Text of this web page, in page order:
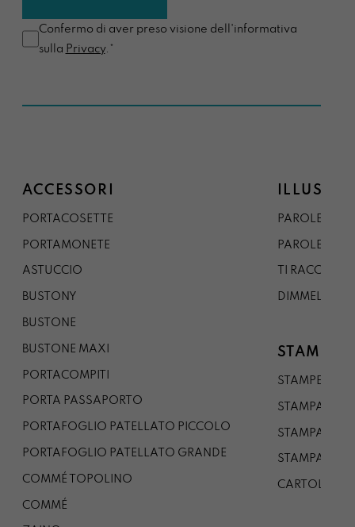
Confermo di aver preso visione dell'informativa
sulla Privacy.*
ACCESSORI
PORTACOSETTE
PORTAMONETE
ASTUCCIO
BUSTONY
BUSTONE
BUSTONE MAXI
PORTACOMPITI
PORTA PASSAPORTO
PORTAFOGLIO PATELLATO PICCOLO
PORTAFOGLIO PATELLATO GRANDE
COMMÉ TOPOLINO
COMMÉ
PAROLE DAL
PAROLE DA
TI
DIMMELO
STAMPE
STAMPE A5
STAMPA A3
STAMPA A1
STAMPA A0
CARTOLINA